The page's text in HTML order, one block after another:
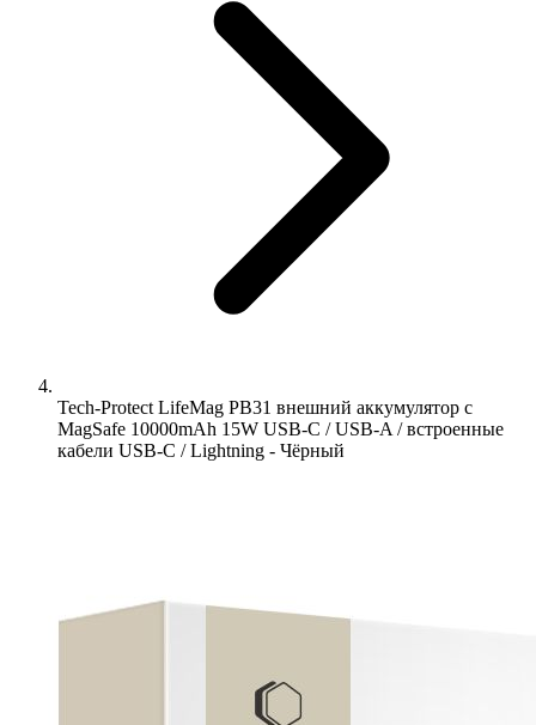
Tech-Protect LifeMag PB31 внешний аккумулятор с
MagSafe 10000mAh 15W USB-C / USB-A / встроенные
кабели USB-C / Lightning - Чёрный